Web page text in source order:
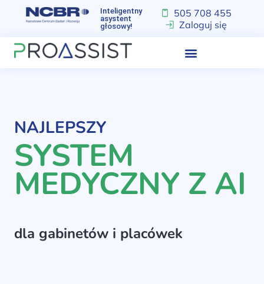
Inteligentny
asystent
głosowy!
505 708 455
Zaloguj się
NAJLEPSZY
SYSTEM
MEDYCZNY Z AI
dla gabinetów i placówek